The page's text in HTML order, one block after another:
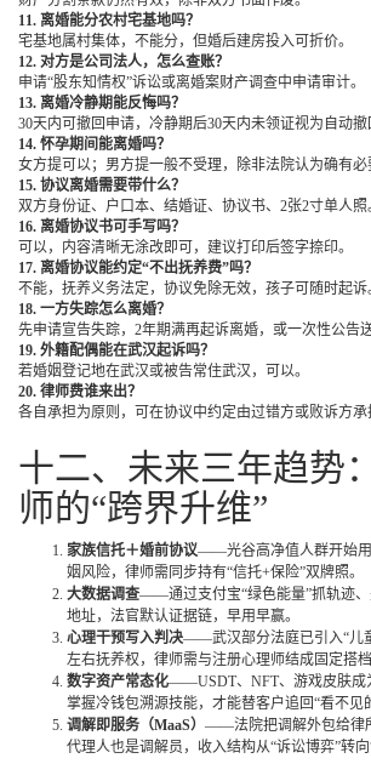
11. 离婚能分农村宅基地吗？
宅基地属村集体，不能分，但婚后建房投入可折价。
12. 对方是公司法人，怎么查账？
申请“股东知情权”诉讼或离婚案财产调查中申请审计。
13. 离婚冷静期能反悔吗？
30天内可撤回申请，冷静期后30天内未领证视为自动撤
14. 怀孕期间能离婚吗？
女方提可以；男方提一般不受理，除非法院认为确有必
15. 协议离婚需要带什么？
双方身份证、户口本、结婚证、协议书、2张2寸单人照
16. 离婚协议书可手写吗？
可以，内容清晰无涂改即可，建议打印后签字捺印。
17. 离婚协议能约定“不出抚养费”吗？
不能，抚养义务法定，协议免除无效，孩子可随时起诉
18. 一方失踪怎么离婚？
先申请宣告失踪，2年期满再起诉离婚，或一次性公告送
19. 外籍配偶能在武汉起诉吗？
若婚姻登记地在武汉或被告常住武汉，可以。
20. 律师费谁来出？
各自承担为原则，可在协议中约定由过错方或败诉方承
十二、未来三年趋势
师的“跨界升维”
家族信托＋婚前协议——光谷高净值人群开始用
姻风险，律师需同步持有“信托+保险”双牌照。
大数据调查——通过支付宝“绿色能量”抓轨迹、
地址，法官默认证据链，早用早赢。
心理干预写入判决——武汉部分法庭已引入“儿
左右抚养权，律师需与注册心理师结成固定搭档
数字资产常态化——USDT、NFT、游戏皮肤成
掌握冷钱包溯源技能，才能替客户追回“看不见
调解即服务（MaaS） ——法院把调解外包给律
代理人也是调解员，收入结构从“诉讼博弈”转向